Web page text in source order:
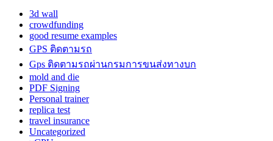
3d wall
crowdfunding
good resume examples
GPS ติดตามรถ
Gps ติดตามรถผ่านกรมการขนส่งทางบก
mold and die
PDF Signing
Personal trainer
replica test
travel insurance
Uncategorized